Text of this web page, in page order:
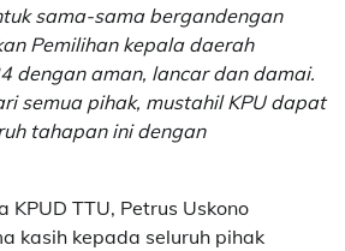
sama-sama bergandengan
Pemilihan kepala daerah
dengan aman, lancar dan damai.
semua pihak, mustahil KPU dapat
tahapan ini dengan
KPUD TTU, Petrus Uskono
kasih kepada seluruh pihak